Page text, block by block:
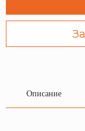
Описание